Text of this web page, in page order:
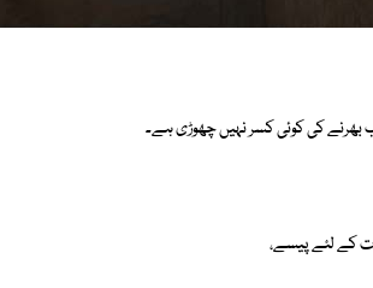
بھرنے کی کوئی کسر نہیں چھوڑی ہے۔
کے لئے پیسے،